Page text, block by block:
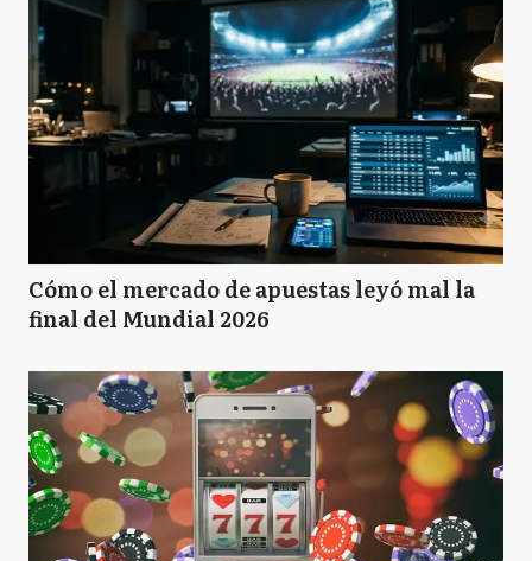
Cómo el mercado de apuestas leyó mal la
final del Mundial 2026